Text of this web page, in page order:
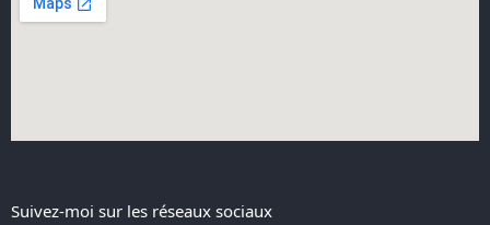
Suivez-moi sur les réseaux sociaux